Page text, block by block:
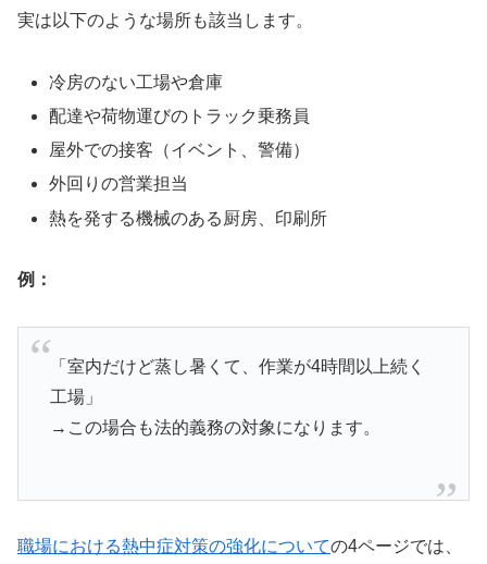
実は以下のような場所も該当します。
冷房のない工場や倉庫
配達や荷物運びのトラック乗務員
屋外での接客（イベント、警備）
外回りの営業担当
熱を発する機械のある厨房、印刷所
例：
「室内だけど蒸し暑くて、作業が4時間以上続く
工場」
→この場合も法的義務の対象になります。
職場における熱中症対策の強化についての4ページでは、